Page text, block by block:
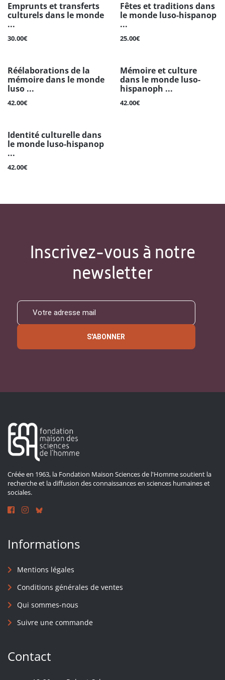
Emprunts et transferts
culturels dans le monde
...
30.00€
Fêtes et traditions dans
le monde luso-hispanop
...
25.00€
Réélaborations de la
mémoire dans le monde
luso ...
42.00€
Mémoire et culture
dans le monde luso-
hispanoph ...
42.00€
Identité culturelle dans
le monde luso-hispanop
...
42.00€
Inscrivez-vous à notre
newsletter
S'ABONNER
Créée en 1963, la Fondation Maison Sciences de l'Homme soutient la
recherche et la diffusion des connaissances en sciences humaines et
sociales.
Informations
Mentions légales
Conditions générales de ventes
Qui sommes-nous
Suivre une commande
Contact